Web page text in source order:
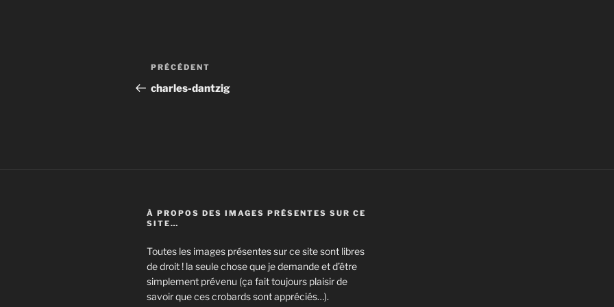
Navigation
de
Article
précédent
PRÉCÉDENT
charles-dantzig
À PROPOS DES IMAGES PRÉSENTES SUR CE
SITE…
Toutes les images présentes sur ce site sont libres
de droit ! la seule chose que je demande et d’être
simplement prévenu (ça fait toujours plaisir de
savoir que ces crobards sont appréciés…).